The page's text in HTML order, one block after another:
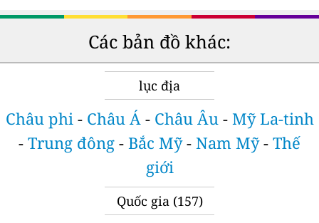
Các bản đồ khác:
lục địa
Châu phi- Châu Á- Châu Âu- Mỹ La-tinh
- Trung đông - Bắc Mỹ- Nam Mỹ- Thế
giới
Quốc gia(157)